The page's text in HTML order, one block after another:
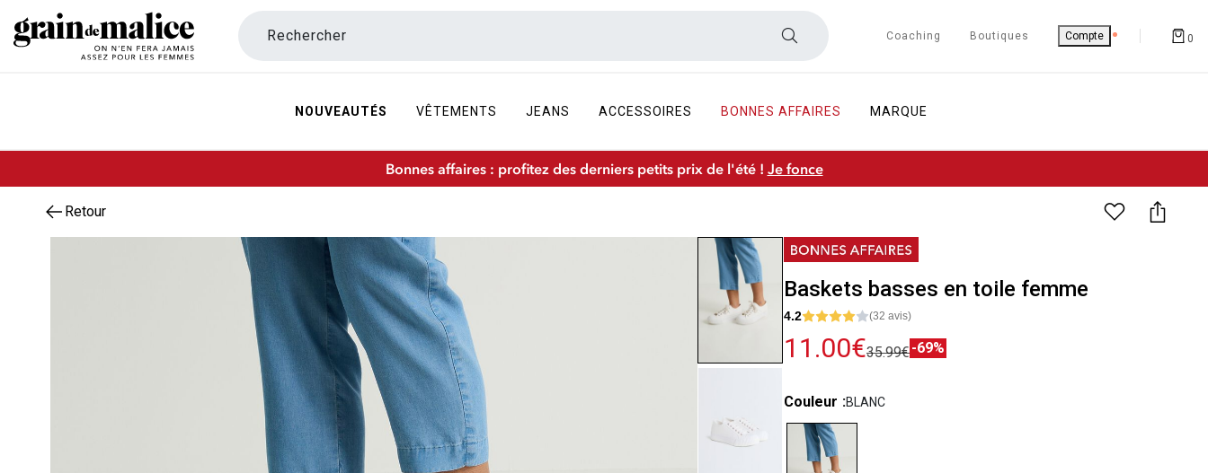
Rechercher Coaching Boutiques Compte 0
NOUVEAUTÉS VÊTEMENTS JEANS ACCESSOIRES BONNES AFFAIRES MARQUE
Bonnes affaires : profitez des derniers petits prix de l'été ! Je fonce
Retour
Baskets basses en toile femme
4.2 (32 avis)
11.00€35.99€-69%
Couleur BLANC